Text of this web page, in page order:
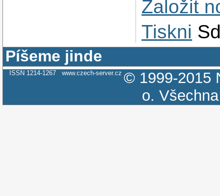
Založit
Tiskni
Píšeme jinde
ISSN 1214-1267 www.czech-server.cz © 1999-2015
o.